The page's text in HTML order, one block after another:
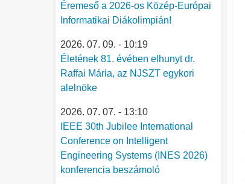
Éremeső a 2026-os Közép-Európai
Informatikai Diákolimpián!
2026. 07. 09. - 10:19
Életének 81. évében elhunyt dr.
Raffai Mária, az NJSZT egykori
alelnöke
2026. 07. 07. - 13:10
IEEE 30th Jubilee International
Conference on Intelligent
Engineering Systems (INES 2026)
konferencia beszámoló